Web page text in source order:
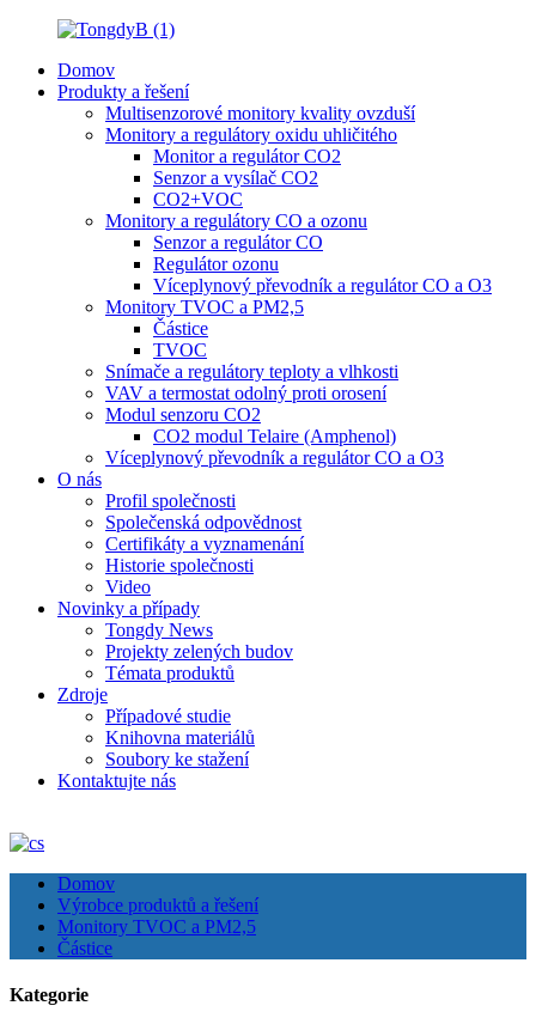
Domov
Produkty a řešení
Multisenzorové monitory kvality ovzduší
Monitory a regulátory oxidu uhličitého
Monitor a regulátor CO2
Senzor a vysílač CO2
CO2+VOC
Monitory a regulátory CO a ozonu
Senzor a regulátor CO
Regulátor ozonu
Víceplynový převodník a regulátor CO a O3
Monitory TVOC a PM2,5
Částice
TVOC
Snímače a regulátory teploty a vlhkosti
VAV a termostat odolný proti orosení
Modul senzoru CO2
CO2 modul Telaire (Amphenol)
Víceplynový převodník a regulátor CO a O3
O nás
Profil společnosti
Společenská odpovědnost
Certifikáty a vyznamenání
Historie společnosti
Video
Novinky a případy
Tongdy News
Projekty zelených budov
Témata produktů
Zdroje
Případové studie
Knihovna materiálů
Soubory ke stažení
Kontaktujte nás
Domov
Výrobce produktů a řešení
Monitory TVOC a PM2,5
Částice
Kategorie